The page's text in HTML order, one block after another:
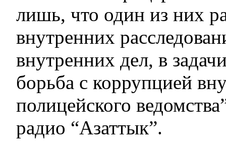
лишь, что один из них
внутренних
внутренних дел, в
борьба с коррупцией
полицейского
радио “Азаттык”.